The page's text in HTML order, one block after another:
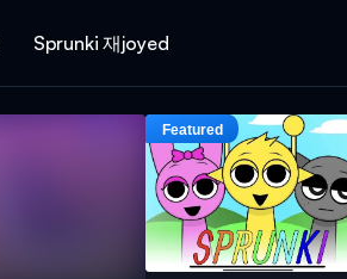
Sprunki 재joyed